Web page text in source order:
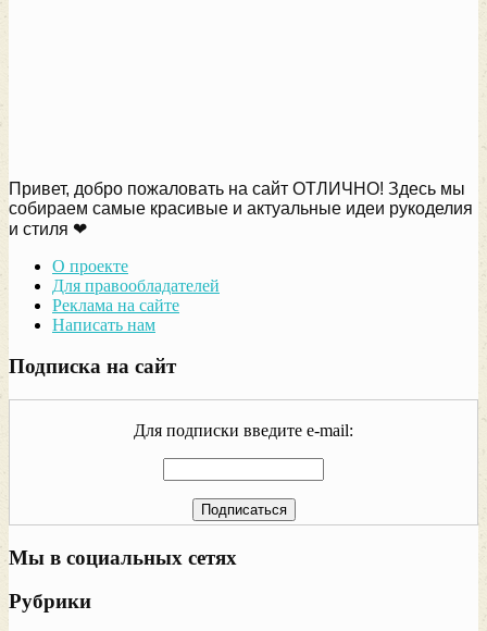
Привет, добро пожаловать на сайт ОТЛИЧНО! Здесь мы
собираем самые красивые и актуальные идеи рукоделия
и стиля ❤
О проекте
Для правообладателей
Реклама на сайте
Написать нам
Подписка на сайт
Для подписки введите e-mail:
Мы в социальных сетях
Рубрики